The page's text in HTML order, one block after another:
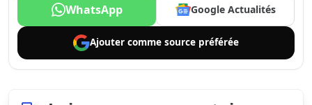
WhatsApp Google Actualités
Ajouter comme source préférée